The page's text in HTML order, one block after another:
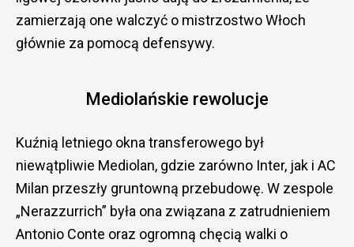
zamierzają one walczyć o mistrzostwo Włoch
głównie za pomocą defensywy.
Mediolańskie rewolucje
Kuźnią letniego okna transferowego był
niewątpliwie Mediolan, gdzie zarówno Inter, jak i AC
Milan przeszły gruntowną przebudowę. W zespole
„Nerazzurrich” była ona związana z zatrudnieniem
Antonio Conte oraz ogromną chęcią walki o